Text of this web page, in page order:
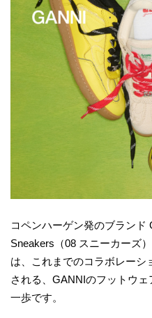
コペンハーゲン発のブランド
Sneakers（08 スニーカーズ
は、これまでのコラボレーシ
される、GANNIのフットウ
一歩です。